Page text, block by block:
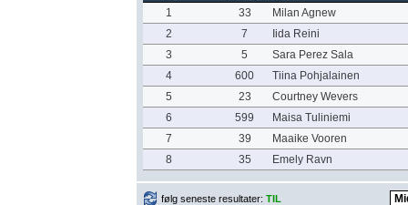
1
33
Milan Agnew
2
7
Iida Reini
3
5
Sara Perez Sala
4
600
Tiina Pohjalainen
5
23
Courtney Wevers
6
599
Maisa Tuliniemi
7
39
Maaike Vooren
8
35 Emely Ravn
følg seneste resultater: TIL